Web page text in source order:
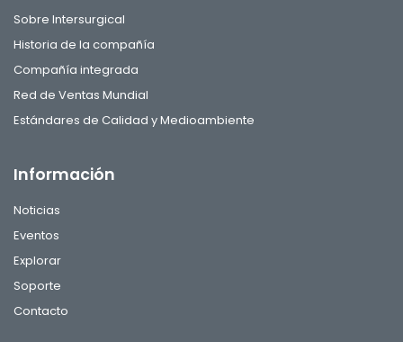
Sobre Intersurgical
Historia de la compañía
Compañía integrada
Red de Ventas Mundial
Estándares de Calidad y Medioambiente
Información
Noticias
Eventos
Explorar
Soporte
Contacto